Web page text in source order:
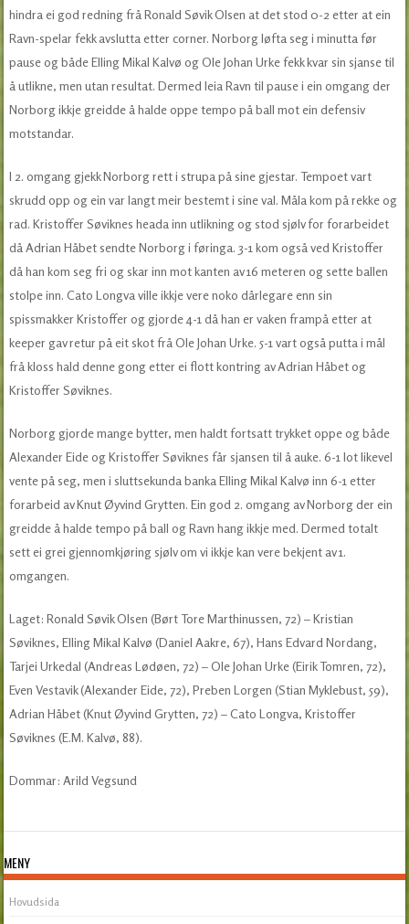
hindra ei god redning frå Ronald Søvik Olsen at det stod 0-2 etter at ein
Ravn-spelar fekk avslutta etter corner. Norborg løfta seg i minutta før
pause og både Elling Mikal Kalvø og Ole Johan Urke fekk kvar sin sjanse til
å utlikne, men utan resultat. Dermed leia Ravn til pause i ein omgang der
Norborg ikkje greidde å halde oppe tempo på ball mot ein defensiv
motstandar.
I 2. omgang gjekk Norborg rett i strupa på sine gjestar. Tempoet vart
skrudd opp og ein var langt meir bestemt i sine val. Måla kom på rekke og
rad. Kristoffer Søviknes heada inn utlikning og stod sjølv for forarbeidet
då Adrian Håbet sendte Norborg i føringa. 3-1 kom også ved Kristoffer
då han kom seg fri og skar inn mot kanten av 16 meteren og sette ballen
stolpe inn. Cato Longva ville ikkje vere noko dårlegare enn sin
spissmakker Kristoffer og gjorde 4-1 då han er vaken frampå etter at
keeper gav retur på eit skot frå Ole Johan Urke. 5-1 vart også putta i mål
frå kloss hald denne gong etter ei flott kontring av Adrian Håbet og
Kristoffer Søviknes.
Norborg gjorde mange bytter, men haldt fortsatt trykket oppe og både
Alexander Eide og Kristoffer Søviknes får sjansen til å auke. 6-1 lot likevel
vente på seg, men i sluttsekunda banka Elling Mikal Kalvø inn 6-1 etter
forarbeid av Knut Øyvind Grytten. Ein god 2. omgang av Norborg der ein
greidde å halde tempo på ball og Ravn hang ikkje med. Dermed totalt
sett ei grei gjennomkjøring sjølv om vi ikkje kan vere bekjent av 1.
omgangen.
Laget: Ronald Søvik Olsen (Børt Tore Marthinussen, 72) – Kristian
Søviknes, Elling Mikal Kalvø (Daniel Aakre, 67), Hans Edvard Nordang,
Tarjei Urkedal (Andreas Lødøen, 72) – Ole Johan Urke (Eirik Tomren, 72),
Even Vestavik (Alexander Eide, 72), Preben Lorgen (Stian Myklebust, 59),
Adrian Håbet (Knut Øyvind Grytten, 72) – Cato Longva, Kristoffer
Søviknes (E.M. Kalvø, 88).
Dommar: Arild Vegsund
MENY
Hovudsida